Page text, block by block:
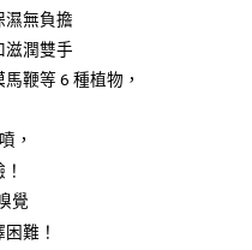
濕無負擔
滋潤雙手
鞭等 6 種植物，
，
覺
難！